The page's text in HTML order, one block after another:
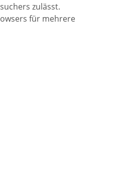
zulässt.
für mehrere